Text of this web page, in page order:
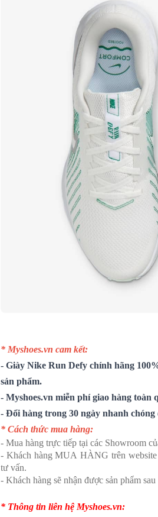
* Myshoes.vn cam kết:
- Giày Nike Run Defy chính hãng
sản phẩm.
- Myshoes.vn miễn phí giao hàng toàn
- Đổi hàng trong 30 ngày nhanh chóng
* Cách thức mua hàng:
- Mua hàng trực tiếp tại các Showroom
- Khách hàng MUA HÀNG trên
tư vấn.
- Khách hàng sẽ nhận được sản phẩm
* Thông tin liên hệ Myshoes.vn: